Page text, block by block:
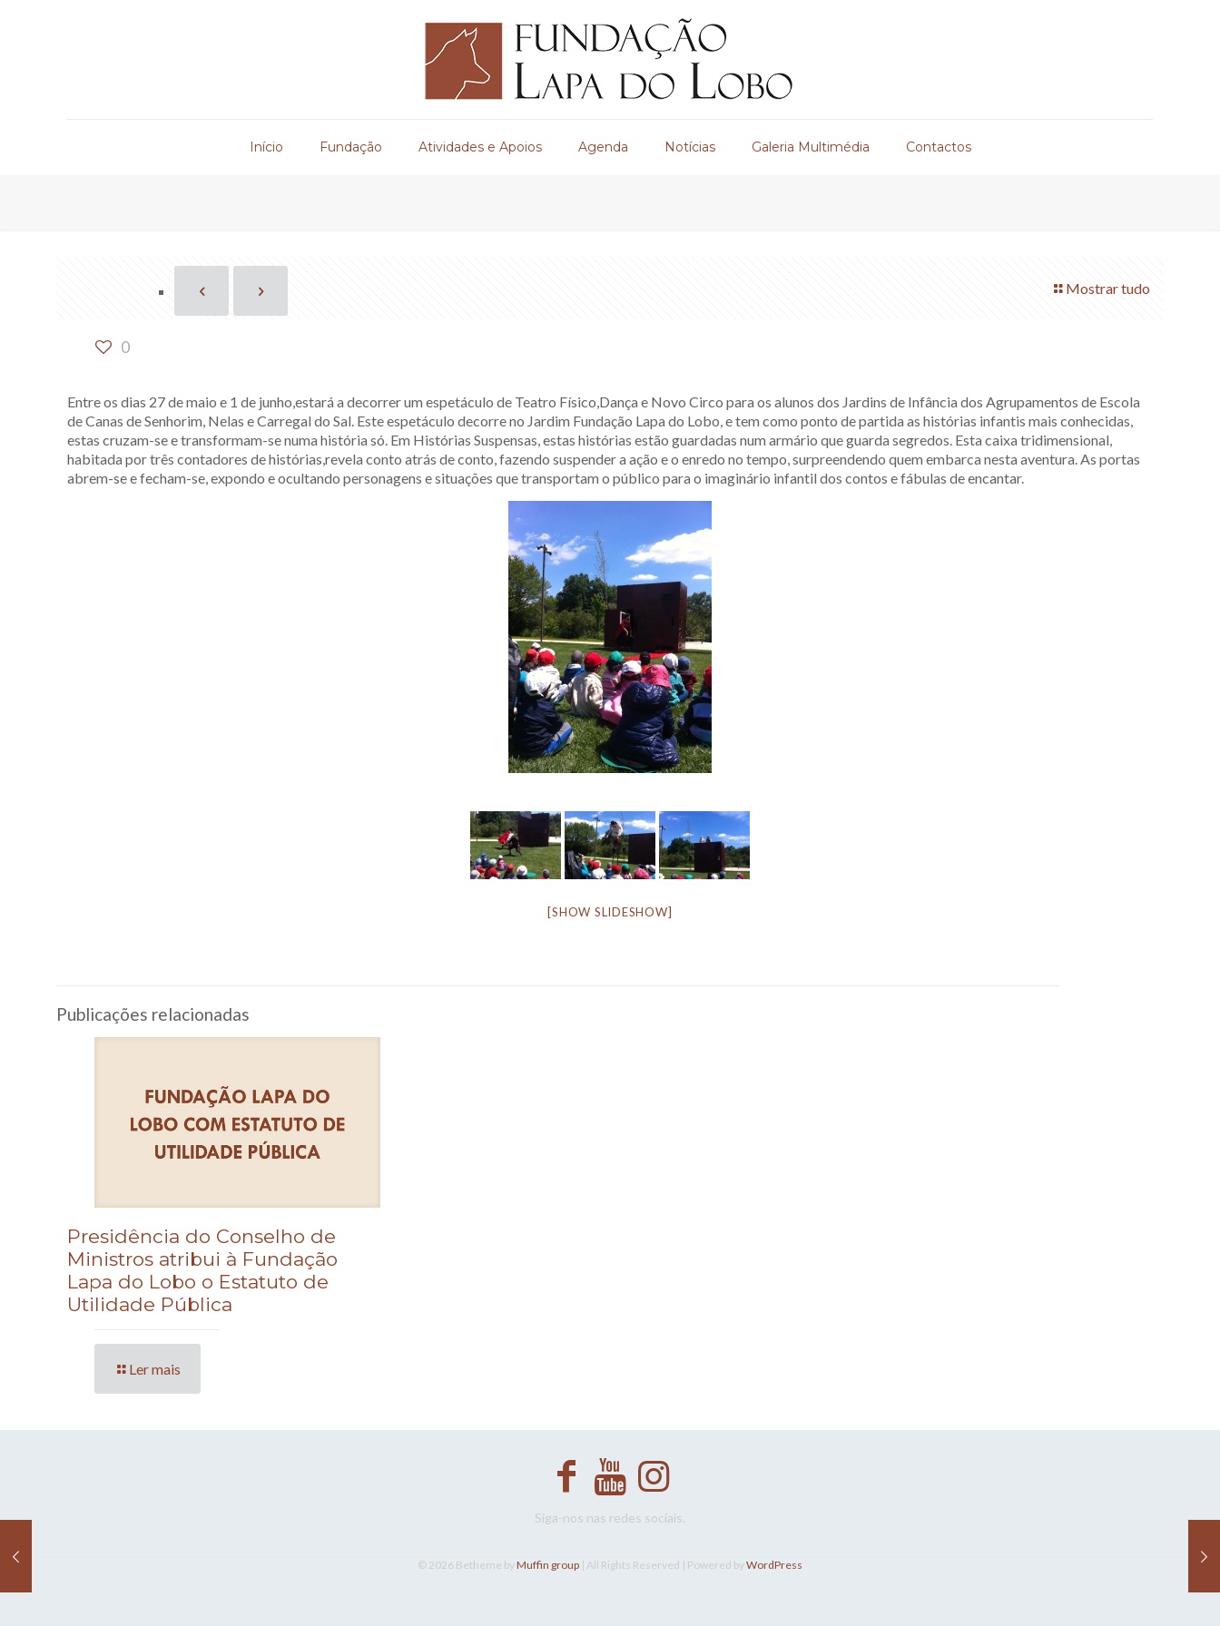
Início Fundação Atividades e Apoios Agenda Notícias Galeria Multimédia Contactos
Mostrar tudo
0
Entre os dias 27 de maio e 1 de junho,estará a decorrer um espetáculo de Teatro Físico,Dança e Novo Circo para os alunos dos Jardins de Infância dos Agrupamentos de Escola
de Canas de Senhorim, Nelas e Carregal do Sal. Este espetáculo decorre no Jardim Fundação Lapa do Lobo, e tem como ponto de partida as histórias infantis mais conhecidas,
estas cruzam-se e transformam-se numa história só. Em Histórias Suspensas, estas histórias estão guardadas num armário que guarda segredos. Esta caixa tridimensional,
habitada por três contadores de histórias,revela conto atrás de conto, fazendo suspender a ação e o enredo no tempo, surpreendendo quem embarca nesta aventura. As portas
abrem-se e fecham-se, expondo e ocultando personagens e situações que transportam o público para o imaginário infantil dos contos e fábulas de encantar.
[SHOW SLIDESHOW]
Publicações relacionadas
Presidência do Conselho de
Ministros atribui à Fundação
Lapa do Lobo o Estatuto de
Utilidade Pública
Ler mais
Siga-nos nas redes sociais.
© 2026 Betheme byMuffin group | All Rights Reserved | Powered byWordPress